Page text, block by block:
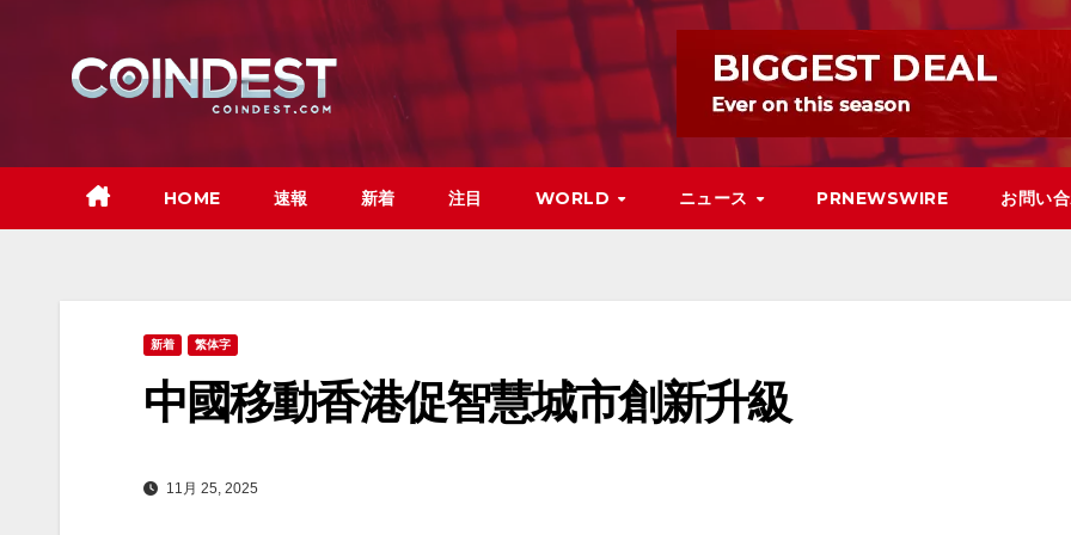
HOME 速報 新着 注目 WORLD ニュース PRNEWSWIRE お問い
新着 繁体字
中國移動香港促智慧城市創新升級
11月 25, 2025